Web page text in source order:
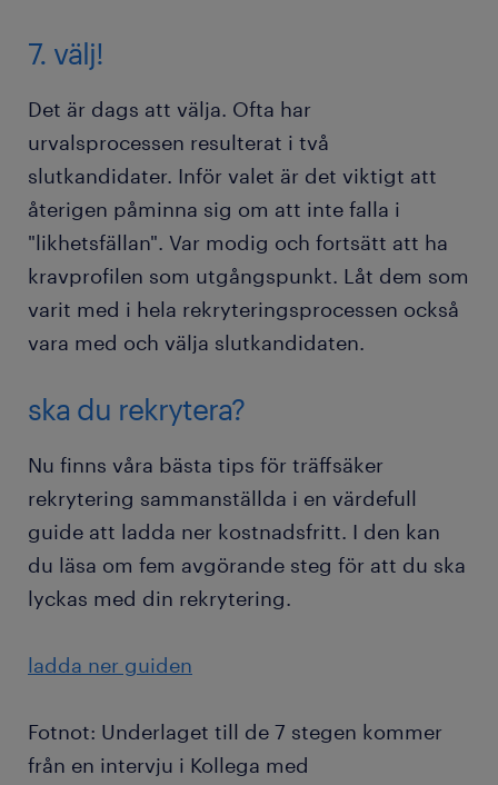
7. välj!
Det är dags att välja. Ofta har
urvalsprocessen resulterat i två
slutkandidater. Inför valet är det viktigt att
återigen påminna sig om att inte falla i
"likhetsfällan". Var modig och fortsätt att ha
kravprofilen som utgångspunkt. Låt dem som
varit med i hela rekryteringsprocessen också
vara med och välja slutkandidaten.
ska du rekrytera?
Nu finns våra bästa tips för träffsäker
rekrytering sammanställda i en värdefull
guide att ladda ner kostnadsfritt. I den kan
du läsa om fem avgörande steg för att du ska
lyckas med din rekrytering.
ladda ner guiden
Fotnot: Underlaget till de 7 stegen kommer
från en intervju i Kollega med